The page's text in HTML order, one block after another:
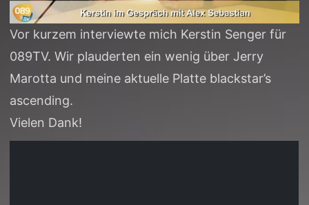
Vor kurzem interviewte mich Kerstin Senger für
089TV. Wir plauderten ein wenig über Jerry
Marotta und meine aktuelle Platte blackstar’s
ascending.
Vielen Dank!